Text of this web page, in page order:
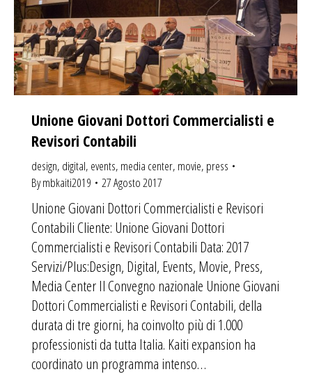
Unione Giovani Dottori Commercialisti e
Revisori Contabili
design, digital, events, media center, movie, press
Bymbkaiti2019 27 Agosto 2017
Unione Giovani Dottori Commercialisti e Revisori
Contabili Cliente: Unione Giovani Dottori
Commercialisti e Revisori Contabili Data: 2017
Servizi/Plus:Design, Digital, Events, Movie, Press,
Media Center Il Convegno nazionale Unione Giovani
Dottori Commercialisti e Revisori Contabili, della
durata di tre giorni, ha coinvolto più di 1.000
professionisti da tutta Italia. Kaiti expansion ha
coordinato un programma intenso…